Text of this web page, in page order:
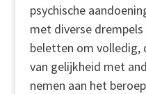
psychische
met diverse
beletten om volledig,
van gelijkheid met
nemen aan het